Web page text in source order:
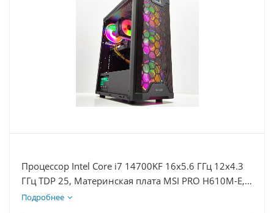
Процессор Intel Core i7 14700KF 16x5.6 ГГц 12x4.3
ГГц TDP 25, Материнская плата MSI PRO H610M-E,
Видеокарта RTX 4060Ti 8Гб, Память DDR4 8Gb,
Подробнее